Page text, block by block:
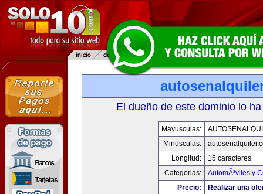
El dueño de este dominio lo
Mayusculas:
Minusculas:
Longitud:
15 caracteres
Categorias:
AutomÃ³viles y
Precio:
Realizar una